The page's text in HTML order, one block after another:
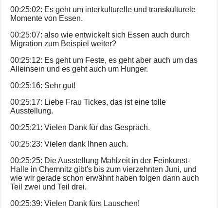
00:25:02: Es geht um interkulturelle und transkulturele
Momente von Essen.
00:25:07: also wie entwickelt sich Essen auch durch
Migration zum Beispiel weiter?
00:25:12: Es geht um Feste, es geht aber auch um das
Alleinsein und es geht auch um Hunger.
00:25:16: Sehr gut!
00:25:17: Liebe Frau Tickes, das ist eine tolle
Ausstellung.
00:25:21: Vielen Dank für das Gespräch.
00:25:23: Vielen dank Ihnen auch.
00:25:25: Die Ausstellung Mahlzeit in der Feinkunst-
Halle in Chemnitz gibt's bis zum vierzehnten Juni, und
wie wir gerade schon erwähnt haben folgen dann auch
Teil zwei und Teil drei.
00:25:39: Vielen Dank fürs Lauschen!